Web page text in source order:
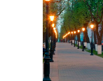
цветовую
и обычных